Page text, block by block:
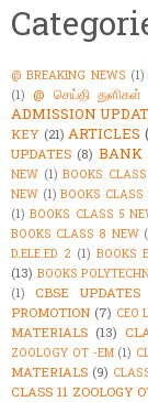
@ BREAKING NEWS (1)
(1) @ செய்தி துளிகள்
ADMISSION
KEY (21) ARTICLES
UPDATES (8) BANK
NEW (1) BOOKS
NEW (1) BOOKS
(1) BOOKS CLASS 5
BOOKS CLASS 8 NEW
D.ELE.ED 2 (1) BOOKS
(13) BOOKS
(1)
CBSE UPDATES
PROMOTION (7) CEO
MATERIALS (13)
ZOOLOGY OT -EM (1)
MATERIALS (9)
CLASS 11 ZOOLOGY